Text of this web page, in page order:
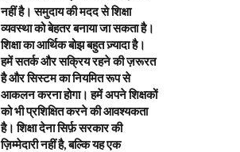
नहीं है। समुदाय की मदद से शिक्षा
व्यवस्था को बेहतर बनाया जा सकता है।
शिक्षा का आर्थिक बोझ बहुत ज़्यादा है।
हमें सतर्क और सक्रिय रहने की ज़रूरत
है और सिस्टम का नियमित रूप से
आकलन करना होगा। हमें अपने शिक्षकों
को भी प्रशिक्षित करने की आवश्यकता
है। शिक्षा देना सिर्फ़ सरकार की
ज़िम्मेदारी नहीं है, बल्कि यह एक